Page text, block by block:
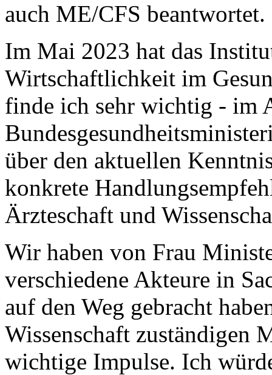
auch ME/CFS beantwortet.
Im Mai 2023 hat das
Wirtschaftlichkeit im
finde ich sehr wichtig - im
über den aktuellen
konkrete
Ärzteschaft und
Wir haben von Frau
verschiedene Akteure in
auf den Weg gebracht
Wissenschaft zuständigen
wichtige Impulse. Ich